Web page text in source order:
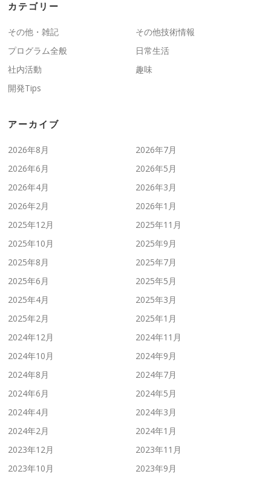
カテゴリー
その他・雑記
その他技術情報
プログラム全般
日常生活
社内活動
趣味
開発Tips
アーカイブ
2026年8月
2026年7月
2026年6月
2026年5月
2026年4月
2026年3月
2026年2月
2026年1月
2025年12月
2025年11月
2025年10月
2025年9月
2025年8月
2025年7月
2025年6月
2025年5月
2025年4月
2025年3月
2025年2月
2025年1月
2024年12月
2024年11月
2024年10月
2024年9月
2024年8月
2024年7月
2024年6月
2024年5月
2024年4月
2024年3月
2024年2月
2024年1月
2023年12月
2023年11月
2023年10月
2023年9月